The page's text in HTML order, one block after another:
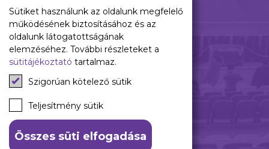
Újpest FC Shop
Digitális felületeink
Facebook
Instagram
Tiktok
Youtube
Spotify
Sütiket használunk az oldalunk megfelelő
működésének biztosításához és az
oldalunk látogatottságának
elemzéséhez. További részleteket a
sütitájékoztató tartalmaz.
Szigorúan kötelező sütik
Teljesítmény sütik
Összes süti elfogadása